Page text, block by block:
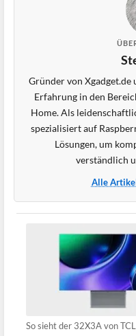
Gründer von Xgadget.de
Erfahrung in den
Home. Als
spezialisiert auf
Lösungen, um
verständlich
Alle
So sieht der 32X3A von